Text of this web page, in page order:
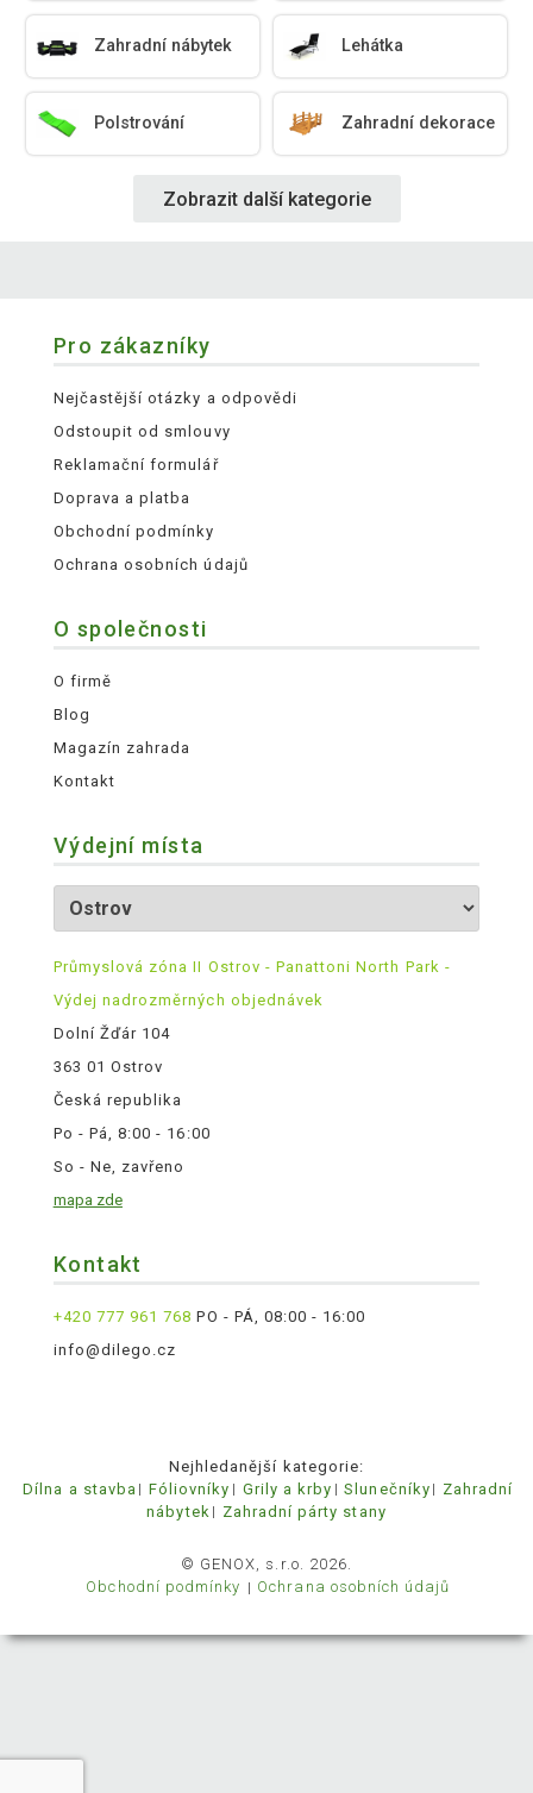
Zahradní nábytek Lehátka
Polstrování Zahradní dekorace
Zobrazit další kategorie
Pro zákazníky
Nejčastější otázky a odpovědi
Odstoupit od smlouvy
Reklamační formulář
Doprava a platba
Obchodní podmínky
Ochrana osobních údajů
O společnosti
O firmě
Blog
Magazín zahrada
Kontakt
Výdejní místa
Průmyslová zóna II Ostrov - Panattoni North Park -
Výdej nadrozměrných objednávek
Dolní Žďár 104
363 01 Ostrov
Česká republika
Po - Pá, 8:00 - 16:00
So - Ne, zavřeno
mapa zde
Kontakt
+420 777 961 768 PO - PÁ, 08:00 - 16:00
info@dilego.cz
Nejhledanější kategorie:
Dílna a stavba
Fóliovníky Grily a krby Slunečníky
Zahradní
nábytek
Zahradní párty stany
© GENOX, s.r.o. 2026.
Obchodní podmínky
Ochrana osobních údajů